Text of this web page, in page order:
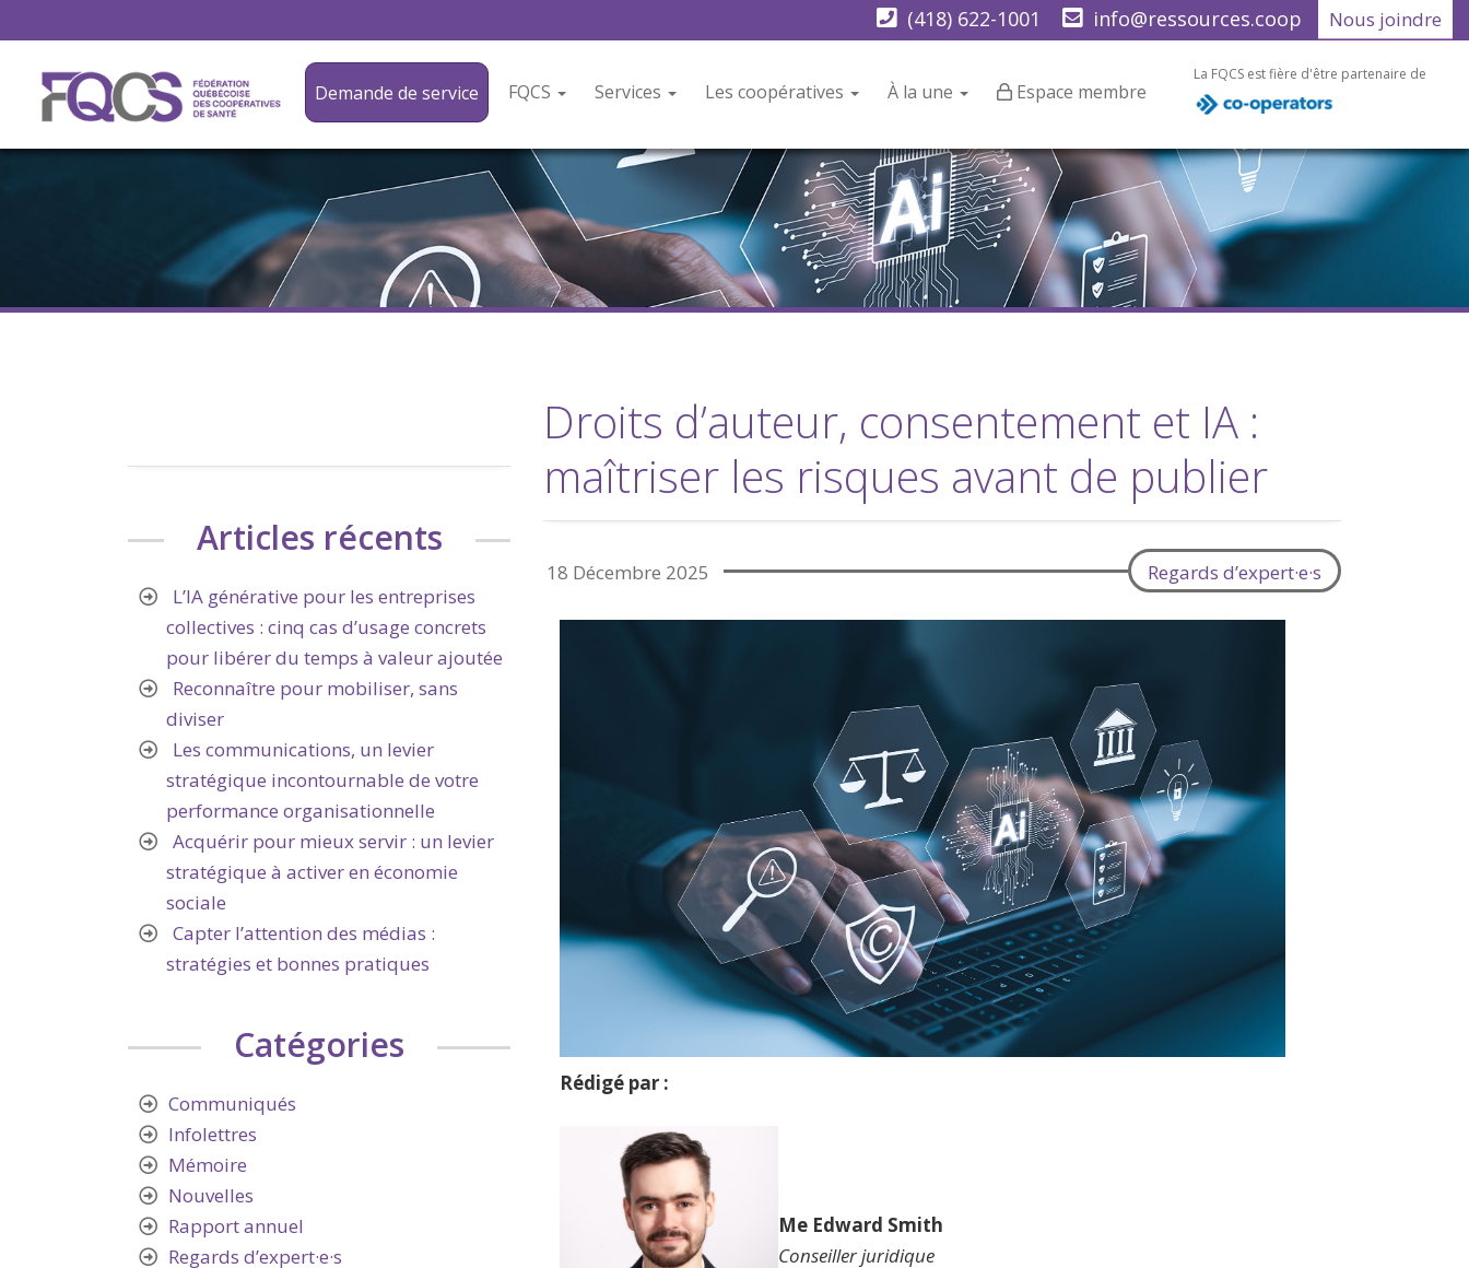
Nous joindre
info@ressources.coop
(418) 622-1001
Demande de service FQCS Services Les coopératives À la une Espace membre
La FQCS est fière d'être partenaire de
Droits d’auteur, consentement et IA :
maîtriser les risques avant de publier
Regards d’expert·e·s
18 Décembre 2025
Rédigé par :
Me Edward Smith
Conseiller juridique
Articles récents
L’IA générative pour les entreprises
collectives : cinq cas d’usage concrets
pour libérer du temps à valeur ajoutée
Reconnaître pour mobiliser, sans
diviser
Les communications, un levier
stratégique incontournable de votre
performance organisationnelle
Acquérir pour mieux servir : un levier
stratégique à activer en économie
sociale
Capter l’attention des médias :
stratégies et bonnes pratiques
Catégories
Communiqués
Infolettres
Mémoire
Nouvelles
Rapport annuel
Regards d’expert·e·s